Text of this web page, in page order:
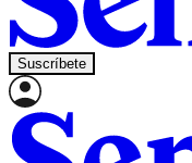
Suscríbete